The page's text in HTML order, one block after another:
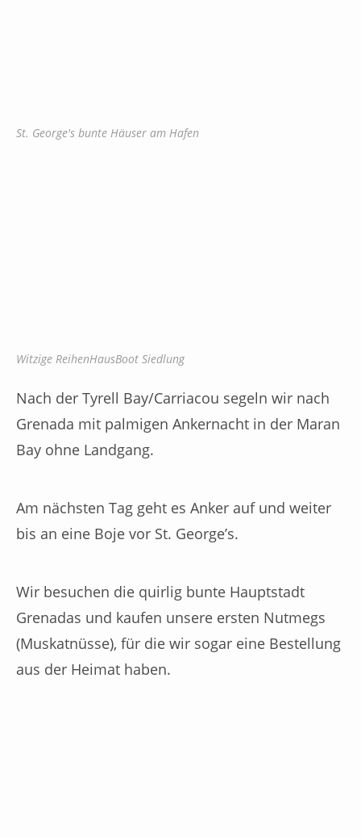
St. George's bunte Häuser am Hafen
Witzige ReihenHausBoot Siedlung
Nach der Tyrell Bay/Carriacou segeln wir nach
Grenada mit palmigen Ankernacht in der Maran
Bay ohne Landgang.
Am nächsten Tag geht es Anker auf und weiter
bis an eine Boje vor St. George’s.
Wir besuchen die quirlig bunte Hauptstadt
Grenadas und kaufen unsere ersten Nutmegs
(Muskatnüsse), für die wir sogar eine Bestellung
aus der Heimat haben.